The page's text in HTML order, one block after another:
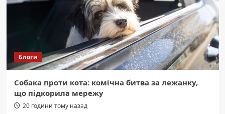
Блоги
Собака проти кота: комічна битва за лежанку,
що підкорила мережу
20 години тому назад